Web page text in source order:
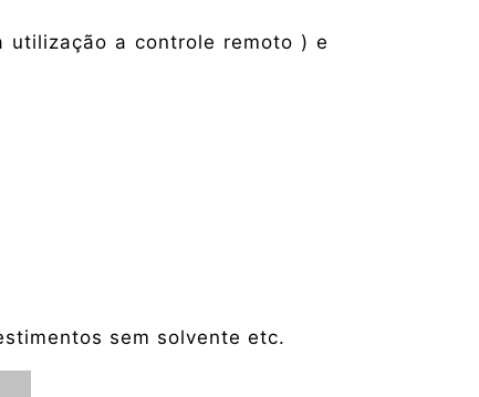
utilização a controle remoto ) e
sem solvente etc.